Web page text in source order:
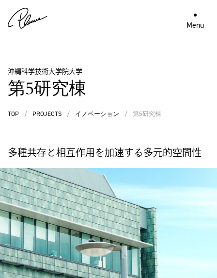
Menu
沖縄科学技術大学院大学
第5研究棟
TOP / PROJECTS / イノベーション / 第5研究棟
多種共存と相互作用を加速する多元的空間性